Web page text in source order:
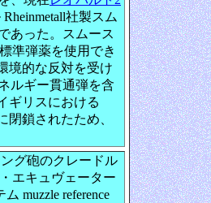
社製スム
あった。スムース
準弾薬を使用でき
境的な反対を受け
ルギー貫通弾を含
ギリスにおける
閉鎖されたため、
グ砲のクレードル
エキュヴェーター
muzzle reference